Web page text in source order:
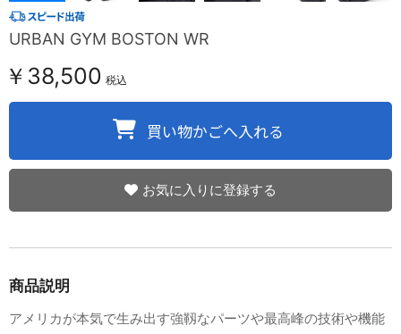
URBAN GYM BOSTON WR
￥38,500 税込
お気に入りに登録する
商品説明
アメリカが本気で生み出す強靱なパーツや最高峰の技術や機能